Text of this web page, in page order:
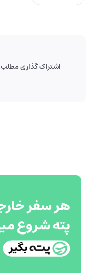
اشتراک گذاری مطلب